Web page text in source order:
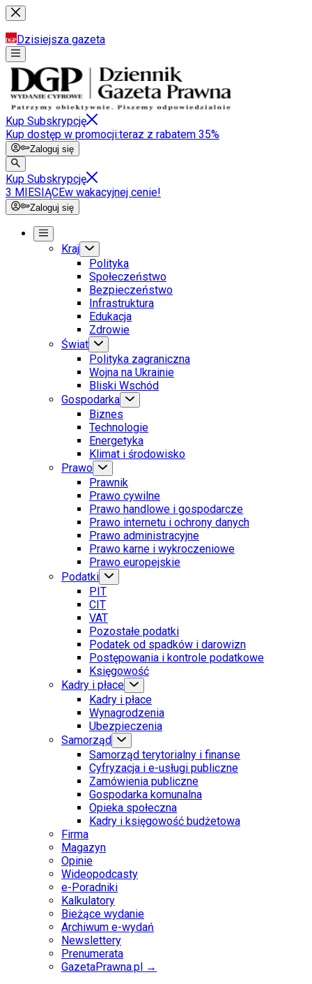
Dzisiejsza gazeta
Kup Subskrypcję
Kup dostęp w promocji:teraz z rabatem 35%
Zaloguj się
Kup Subskrypcję
3 MIESIĄCEw wakacyjnej cenie!
Zaloguj się
Kraj
Polityka
Społeczeństwo
Bezpieczeństwo
Infrastruktura
Edukacja
Zdrowie
Świat
Polityka zagraniczna
Wojna na Ukrainie
Bliski Wschód
Gospodarka
Biznes
Technologie
Energetyka
Klimat i środowisko
Prawo
Prawnik
Prawo cywilne
Prawo handlowe i gospodarcze
Prawo internetu i ochrony danych
Prawo administracyjne
Prawo karne i wykroczeniowe
Prawo europejskie
Podatki
PIT
CIT
VAT
Pozostałe podatki
Podatek od spadków i darowizn
Postępowania i kontrole podatkowe
Księgowość
Kadry i płace
Kadry i płace
Wynagrodzenia
Ubezpieczenia
Samorząd
Samorząd terytorialny i finanse
Cyfryzacja i e-usługi publiczne
Zamówienia publiczne
Gospodarka komunalna
Opieka społeczna
Kadry i księgowość budżetowa
Firma
Magazyn
Opinie
Wideopodcasty
e-Poradniki
Kalkulatory
Bieżące wydanie
Archiwum e-wydań
Newslettery
Prenumerata
GazetaPrawna.pl →